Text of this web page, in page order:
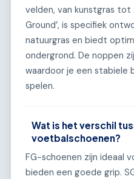
velden, van kunstgras tot
Ground’, is specifiek
natuurgras en biedt
ondergrond. De noppen
waardoor je een stabiele
spelen.
Wat is het verschil
voetbalschoenen?
FG-schoenen zijn ideaal
bieden een goede grip.